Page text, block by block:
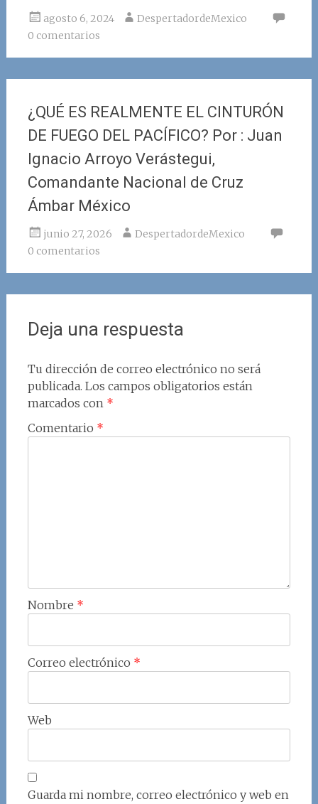
agosto 6, 2024
DespertadordeMexico
0 comentarios
¿QUÉ ES REALMENTE EL CINTURÓN
DE FUEGO DEL PACÍFICO? Por : Juan
Ignacio Arroyo Verástegui,
Comandante Nacional de Cruz
Ámbar México
junio 27, 2026
DespertadordeMexico
0 comentarios
Deja una respuesta
Tu dirección de correo electrónico no será
publicada. Los campos obligatorios están
marcados con *
Comentario *
Nombre *
Correo electrónico *
Web
Guarda mi nombre, correo electrónico y web en